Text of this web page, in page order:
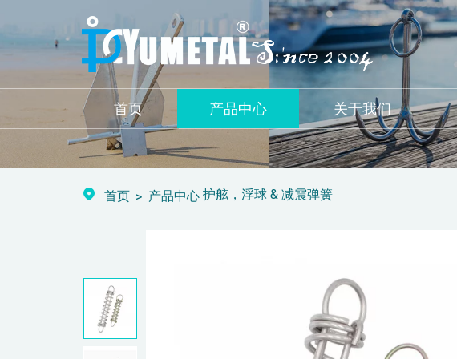
首页 产品中心 关于我们
首页 产品中心护舷，浮球 & 减震弹簧